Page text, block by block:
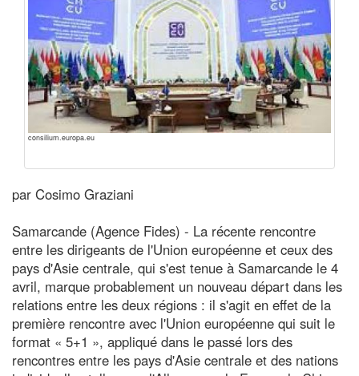
consilium.europa.eu
par Cosimo Graziani
Samarcande (Agence Fides) - La récente rencontre
entre les dirigeants de l'Union européenne et ceux des
pays d'Asie centrale, qui s'est tenue à Samarcande le 4
avril, marque probablement un nouveau départ dans les
relations entre les deux régions : il s'agit en effet de la
première rencontre avec l'Union européenne qui suit le
format « 5+1 », appliqué dans le passé lors des
rencontres entre les pays d'Asie centrale et des nations